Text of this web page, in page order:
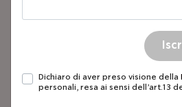
Dichiaro di aver preso visione della
personali, resa ai sensi dell’art.13